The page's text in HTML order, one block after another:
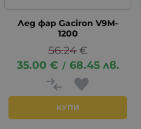
Лед фар Gaciron V9M-
1200
56.24 €
35.00 € / 68.45 лв.
КУПИ